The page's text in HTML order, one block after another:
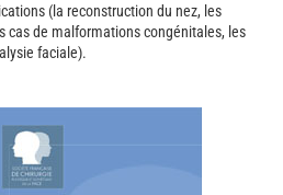
(la reconstruction du nez, les
cas de malformations congénitales, les
faciale).